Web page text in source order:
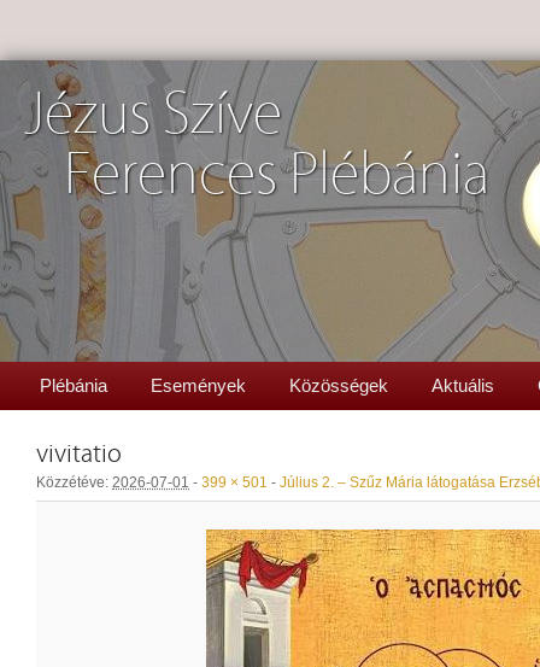
Jézus Szíve
Ferences Plébánia
Plébánia Események Közösségek Aktuális
vivitatio
Közzétéve: 2026-07-01 - 399 × 501 - Július 2. – Szűz Mária látogatása